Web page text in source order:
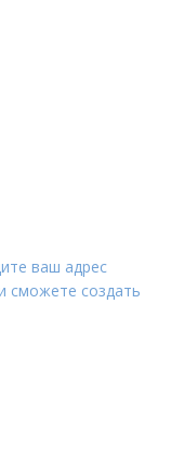
ваш адрес
сможете создать